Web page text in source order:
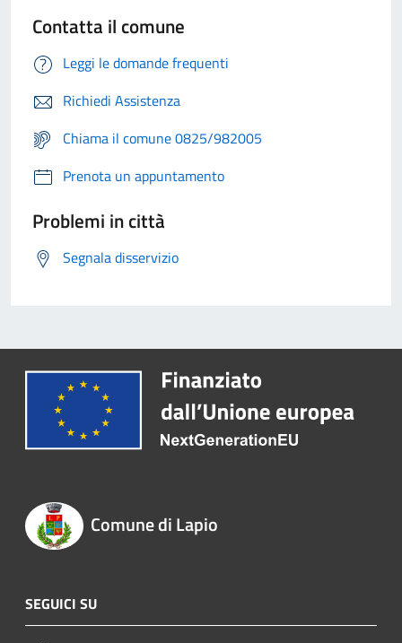
Contatta il comune
Leggi le domande frequenti
Richiedi Assistenza
Chiama il comune 0825/982005
Prenota un appuntamento
Problemi in città
Segnala disservizio
Comune di Lapio
SEGUICI SU